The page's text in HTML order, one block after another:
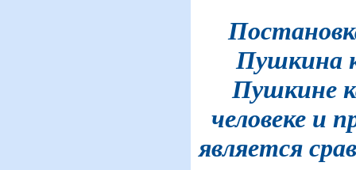
Пушкина
Пушкине
человеке и
является